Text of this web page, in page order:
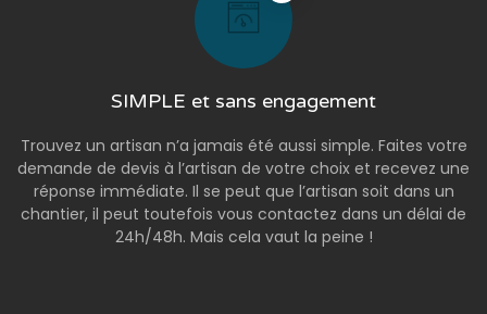
SIMPLE et sans engagement
Trouvez un artisan n’a jamais été aussi simple. Faites votre
demande de devis à l’artisan de votre choix et recevez une
réponse immédiate. Il se peut que l’artisan soit dans un
chantier, il peut toutefois vous contactez dans un délai de
24h/48h. Mais cela vaut la peine !